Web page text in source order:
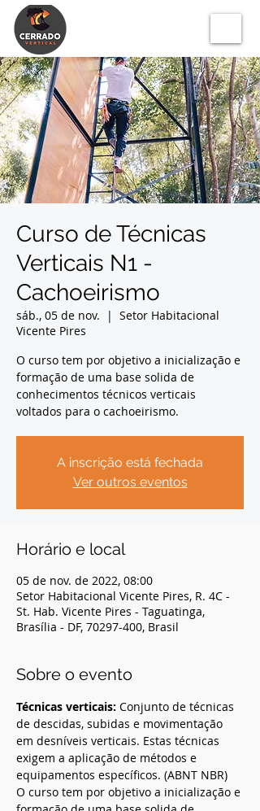
Curso de Técnicas
Verticais N1 -
Cachoeirismo
sáb., 05 de nov.
  |
Setor Habitacional
Vicente Pires
O curso tem por objetivo a inicialização e
formação de uma base solida de
conhecimentos técnicos verticais
voltados para o cachoeirismo.
A inscrição está fechada
Ver outros eventos
Horário e local
05 de nov. de 2022, 08:00
Setor Habitacional Vicente Pires, R. 4C -
St. Hab. Vicente Pires - Taguatinga,
Brasília - DF, 70297-400, Brasil
Sobre o evento
Técnicas verticais: Conjunto de técnicas
de descidas, subidas e movimentação
em desníveis verticais. Estas técnicas
exigem a aplicação de métodos e
equipamentos específicos. (ABNT NBR)
O curso tem por objetivo a inicialização e